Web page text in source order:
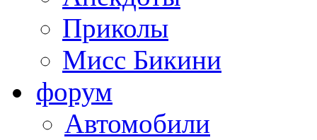
Приколы
Мисс Бикини
форум
Автомобили